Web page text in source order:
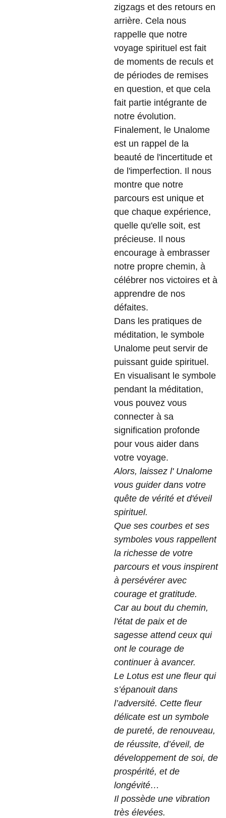
zigzags et des retours en
arrière. Cela nous
rappelle que notre
voyage spirituel est fait
de moments de reculs et
de périodes de remises
en question, et que cela
fait partie intégrante de
notre évolution.
Finalement, le Unalome
est un rappel de la
beauté de l'incertitude et
de l'imperfection. Il nous
montre que notre
parcours est unique et
que chaque expérience,
quelle qu'elle soit, est
précieuse. Il nous
encourage à embrasser
notre propre chemin, à
célébrer nos victoires et à
apprendre de nos
défaites.
Dans les pratiques de
méditation, le symbole
Unalome peut servir de
puissant guide spirituel.
En visualisant le symbole
pendant la méditation,
vous pouvez vous
connecter à sa
signification profonde
pour vous aider dans
votre voyage.
Alors, laissez l' Unalome
vous guider dans votre
quête de vérité et d'éveil
spirituel.
Que ses courbes et ses
symboles vous rappellent
la richesse de votre
parcours et vous inspirent
à persévérer avec
courage et gratitude.
Car au bout du chemin,
l'état de paix et de
sagesse attend ceux qui
ont le courage de
continuer à avancer.
Le Lotus est une fleur qui
s’épanouit dans
l’adversité. Cette fleur
délicate est un symbole
de pureté, de renouveau,
de réussite, d’éveil, de
développement de soi, de
prospérité, et de
longévité…
Il possède une vibration
très élevées.